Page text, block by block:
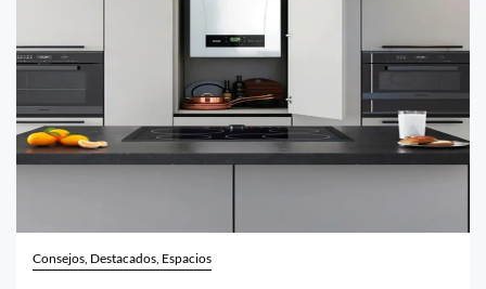
Consejos, Destacados, Espacios